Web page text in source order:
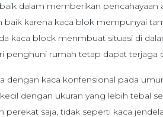
dalam memberikan pencahayaan
baik karena kaca blok mempunyai
kaca block menmbuat situasi di
penghuni rumah tetap dapat terjaga
dengan kaca konfensional pada
dengan ukuran yang lebih tebal
perekat saja, tidak seperti kaca